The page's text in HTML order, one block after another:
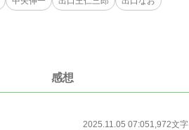
感想
2025.11.05 07:051,972文字